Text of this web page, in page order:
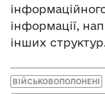
інформації,
інших
ВІЙСЬКОВОПОЛОНЕНІ